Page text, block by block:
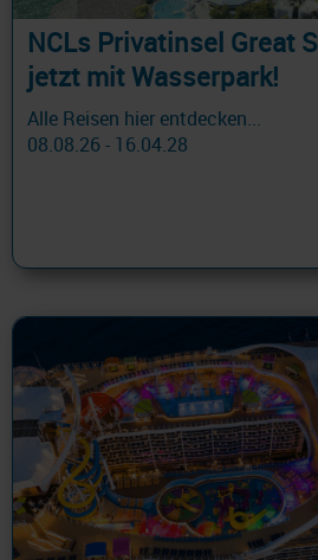
NCLs Privatinsel Great
jetzt mit Wasserpark!
Alle Reisen hier entdecken...
08.08.26 - 16.04.28